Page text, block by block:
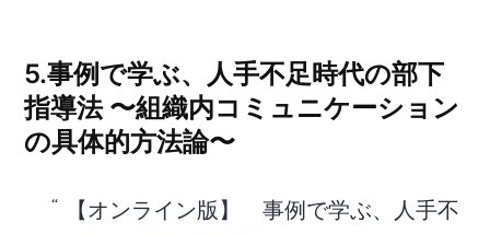
5.事例で学ぶ、人手不足時代の部下
指導法 〜組織内コミュニケーション
の具体的方法論〜
【オンライン版】 事例で学ぶ、人手不